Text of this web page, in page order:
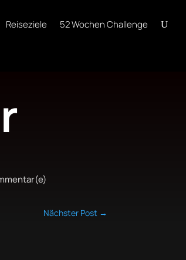
Reiseziele 52 Wochen Challenge
Nächster Post →